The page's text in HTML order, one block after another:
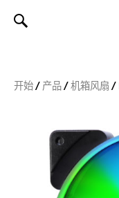
开始/ 产品/机箱风扇 /